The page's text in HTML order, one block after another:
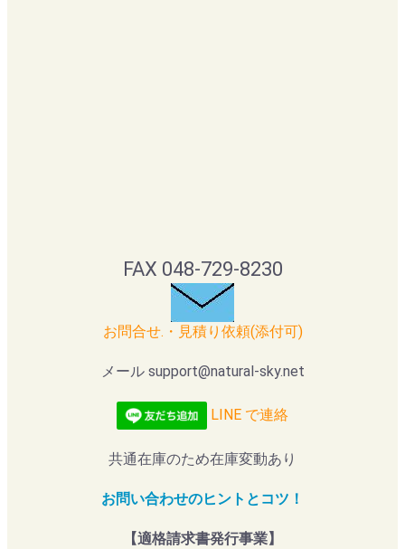
FAX 048-729-8230
お問合せ.・見積り依頼(添付可)
メール support@natural-sky.net
LINE で連絡
共通在庫のため在庫変動あり
お問い合わせのヒントとコツ！
【適格請求書発行事業】